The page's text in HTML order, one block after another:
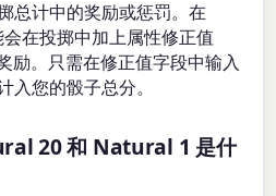
总计中的奖励或惩罚。在
在投掷中加上属性修正值
励。只需在修正值字段中输入
入您的骰子总分。
20 和 Natural 1 是什